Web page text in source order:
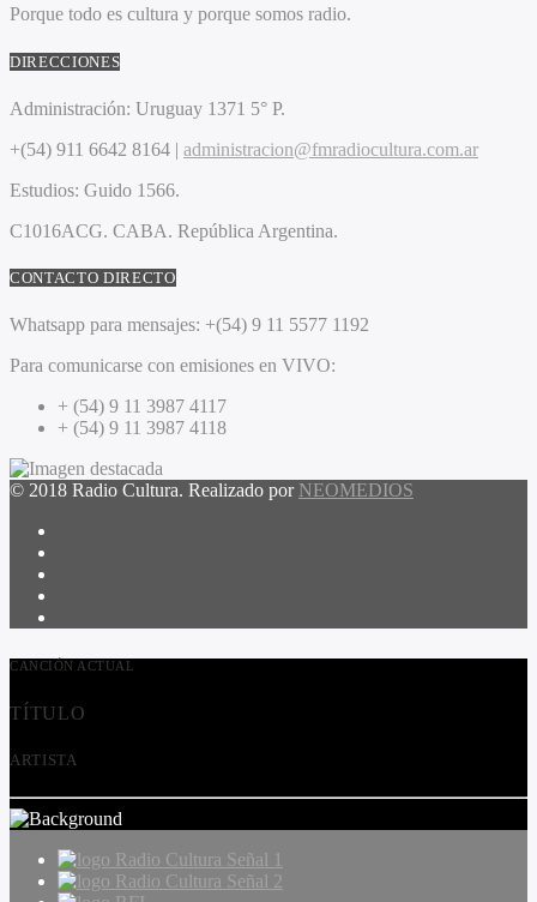
Porque todo es cultura y porque somos radio.
DIRECCIONES
Administración: Uruguay 1371 5° P.
+(54) 911 6642 8164 | administracion@fmradiocultura.com.ar
Estudios: Guido 1566.
C1016ACG. CABA. República Argentina.
CONTACTO DIRECTO
Whatsapp para mensajes: +(54) 9 11 5577 1192
Para comunicarse con emisiones en VIVO:
+ (54) 9 11 3987 4117
+ (54) 9 11 3987 4118
© 2018 Radio Cultura. Realizado por NEOMEDIOS
CANCIÓN ACTUAL
TÍTULO
ARTISTA
Radio Cultura Señal 1
Radio Cultura Señal 2